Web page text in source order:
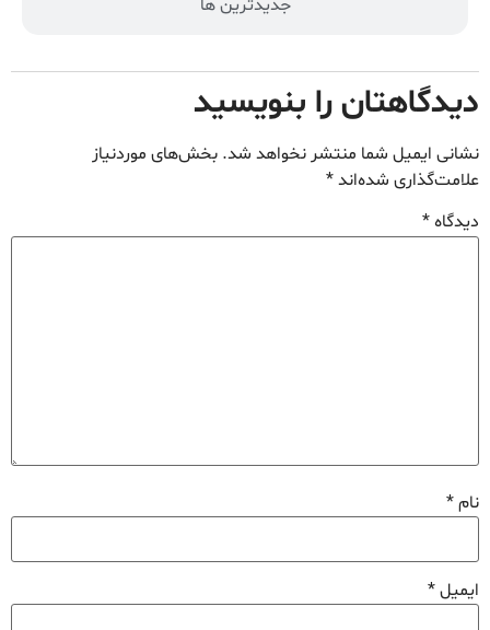
جدیدترین ها
دیدگاهتان را بنویسید
نشانی ایمیل شما منتشر نخواهد شد. بخش‌های موردنیاز
علامت‌گذاری شده‌اند*
دیدگاه*
نام*
ایمیل*